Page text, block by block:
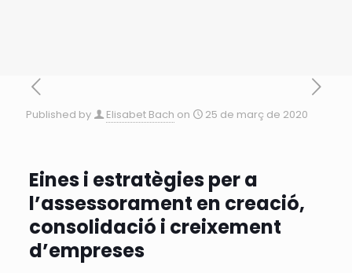
Published by Elisabet Bach on 25 de març de 2020
Eines i estratègies per a
l’assessorament en creació,
consolidació i creixement
d’empreses